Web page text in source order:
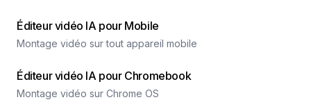
Éditeur vidéo IA pour Mobile
Montage vidéo sur tout appareil mobile
Éditeur vidéo IA pour Chromebook
Montage vidéo sur Chrome OS